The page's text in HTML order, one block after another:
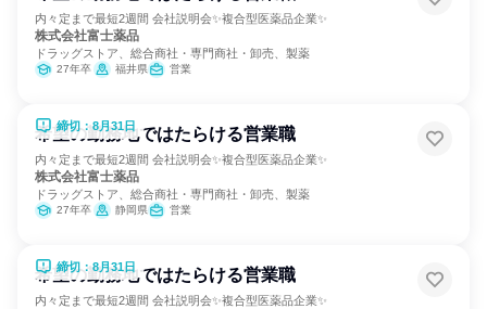
内々定まで最短2週間 会社説明会✨複合型医薬品企業✨
株式会社富士薬品
ドラッグストア、総合商社・専門商社・卸売、製薬
27年卒 福井県 営業
締切：8月31日
希望の勤務地ではたらける営業職
内々定まで最短2週間 会社説明会✨複合型医薬品企業✨
株式会社富士薬品
ドラッグストア、総合商社・専門商社・卸売、製薬
27年卒 静岡県 営業
締切：8月31日
希望の勤務地ではたらける営業職
内々定まで最短2週間 会社説明会✨複合型医薬品企業✨